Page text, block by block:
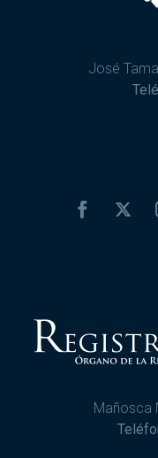
José
Mañosca